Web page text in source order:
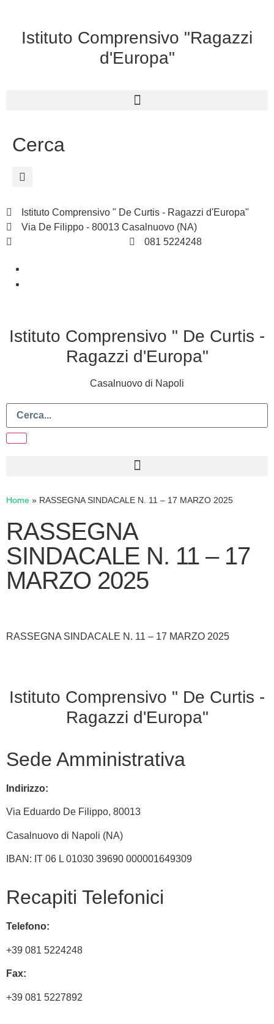
Istituto Comprensivo "Ragazzi
d'Europa"
Cerca
Istituto Comprensivo " De Curtis - Ragazzi d'Europa"
Via De Filippo - 80013 Casalnuovo (NA)
081 5224248
Istituto Comprensivo " De Curtis -
Ragazzi d'Europa"
Casalnuovo di Napoli
Home » RASSEGNA SINDACALE N. 11 – 17 MARZO 2025
RASSEGNA
SINDACALE N. 11 – 17
MARZO 2025
RASSEGNA SINDACALE N. 11 – 17 MARZO 2025
Istituto Comprensivo " De Curtis -
Ragazzi d'Europa"
Sede Amministrativa
Indirizzo:
Via Eduardo De Filippo, 80013
Casalnuovo di Napoli (NA)
IBAN: IT 06 L 01030 39690 000001649309
Recapiti Telefonici
Telefono:
+39 081 5224248
Fax:
+39 081 5227892